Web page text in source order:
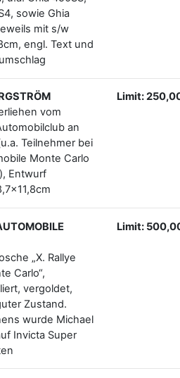
sowie Ghia
mit s/w
engl. Text und
vom
an
Teilnehmer bei
Monte Carlo
Entwurf
Limit:
„X. Rallye
Carlo“,
vergoldet,
Zustand.
wurde Michael
Invicta Super
Limit: